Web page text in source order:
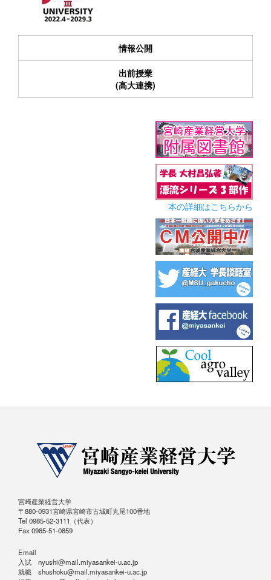
情報公開
出前授業
(高大連携)
本の詳細はこちらから
宮崎産業経営大学
〒880-0931宮崎県宮崎市古城町丸尾100番地
Tel 0985-52-3111（代表）
Fax 0985-51-0859
Email
入試 nyushi@mail.miyasankei-u.ac.jp
就職 shushoku@mail.miyasankei-u.ac.jp